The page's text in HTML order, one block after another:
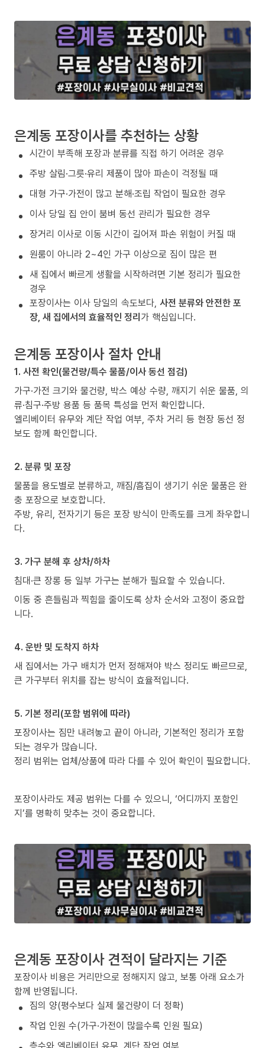
은계동 포장이사를 추천하는 상황
시간이 부족해 포장과 분류를 직접 하기 어려운 경우
주방 살림·그릇·유리 제품이 많아 파손이 걱정될 때
대형 가구·가전이 많고 분해·조립 작업이 필요한 경우
이사 당일 집 안이 붐벼 동선 관리가 필요한 경우
장거리 이사로 이동 시간이 길어져 파손 위험이 커질 때
원룸이 아니라 2~4인 가구 이상으로 짐이 많은 편
새 집에서 빠르게 생활을 시작하려면 기본 정리가 필요한
경우
포장이사는 이사 당일의 속도보다, 사전 분류와 안전한 포
장, 새 집에서의 효율적인 정리가 핵심입니다.
은계동 포장이사 절차 안내
1. 사전 확인(물건량/특수 물품/이사 동선 점검)
가구·가전 크기와 물건량, 박스 예상 수량, 깨지기 쉬운 물품, 의
류·침구·주방 용품 등 품목 특성을 먼저 확인합니다.
엘리베이터 유무와 계단 작업 여부, 주차 거리 등 현장 동선 정
보도 함께 확인합니다.
2. 분류 및 포장
물품을 용도별로 분류하고, 깨짐/흠집이 생기기 쉬운 물품은 완
충 포장으로 보호합니다.
주방, 유리, 전자기기 등은 포장 방식이 만족도를 크게 좌우합니
다.
3. 가구 분해 후 상차/하차
침대·큰 장롱 등 일부 가구는 분해가 필요할 수 있습니다.
이동 중 흔들림과 찍힘을 줄이도록 상차 순서와 고정이 중요합
니다.
4. 운반 및 도착지 하차
새 집에서는 가구 배치가 먼저 정해져야 박스 정리도 빠르므로,
큰 가구부터 위치를 잡는 방식이 효율적입니다.
5. 기본 정리(포함 범위에 따라)
포장이사는 짐만 내려놓고 끝이 아니라, 기본적인 정리가 포함
되는 경우가 많습니다.
정리 범위는 업체/상품에 따라 다를 수 있어 확인이 필요합니다.
포장이사라도 제공 범위는 다를 수 있으니, ‘어디까지 포함인
지’를 명확히 맞추는 것이 중요합니다.
은계동 포장이사 견적이 달라지는 기준
포장이사 비용은 거리만으로 정해지지 않고, 보통 아래 요소가
함께 반영됩니다.
짐의 양(평수보다 실제 물건량이 더 정확)
작업 인원 수(가구·가전이 많을수록 인원 필요)